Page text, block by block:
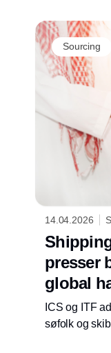
Sourcing
14.04.2026
presser
global
ICS og ITF
søfolk og